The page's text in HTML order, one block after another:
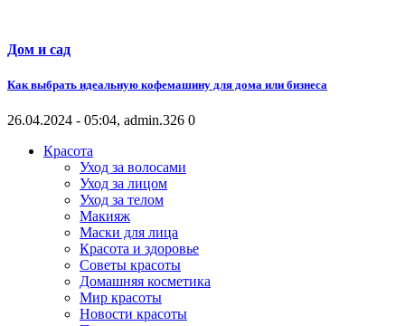
Дом и сад
Как выбрать идеальную кофемашину для дома или бизнеса
26.04.2024 - 05:04, admin.326 0
Красота
Уход за волосами
Уход за лицом
Уход за телом
Макияж
Маски для лица
Красота и здоровье
Советы красоты
Домашняя косметика
Мир красоты
Новости красоты